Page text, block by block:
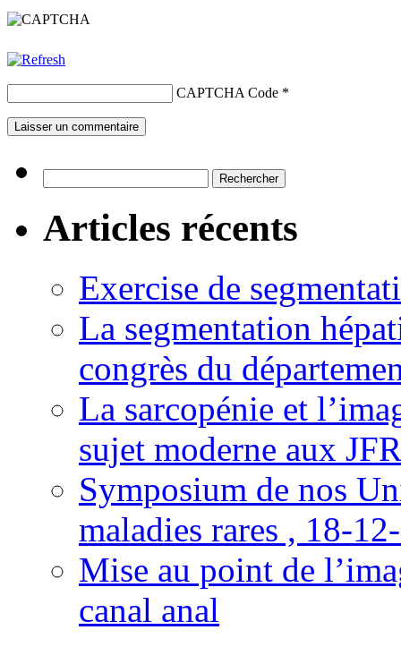
CAPTCHA Code *
Articles récents
Exercise de
La segmentation
congrès du
La sarcopénie et
sujet moderne aux
Symposium de nos
maladies rares , 18-
Mise au point de
canal anal